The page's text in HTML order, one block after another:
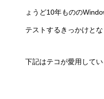
ょうど10年ものの
テストするきっかけとな
下記はテコが愛用して